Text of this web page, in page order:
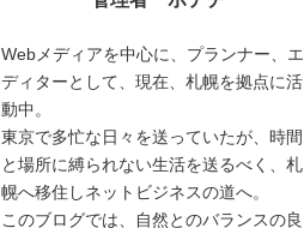
Webメディアを中心に、プランナー、エ
ディターとして、現在、札幌を拠点に活
動中。
東京で多忙な日々を送っていたが、時間
と場所に縛られない生活を送るべく、札
幌へ移住しネットビジネスの道へ。
このブログでは、自然とのバランスの良